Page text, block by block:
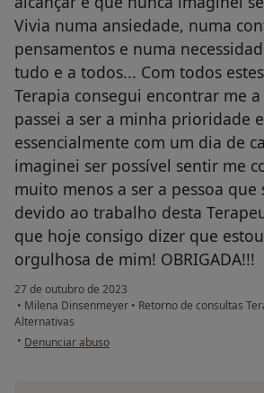
Vivia numa ansiedade, numa
pensamentos e numa
tudo e a todos... Com todos
Terapia consegui encontrar me
passei a ser a minha prioridade
essencialmente com um dia de
imaginei ser possível sentir me
muito menos a ser a pessoa que
devido ao trabalho desta
que hoje consigo dizer que
orgulhosa de mim! OBRIGADA!!!
27 de outubro de 2023
• Milena Dinsenmeyer • Retorno de consultas
Alternativas
• na opinião do utilizador Rafaela
Denunciar abuso